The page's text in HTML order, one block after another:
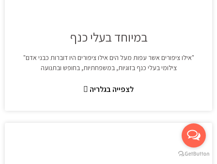
במיוחד בעלי כנף
"אילו ציפורים אשר עפות מעל הים אילו ציפורים היו דוברות כבני אדם"
צילומי בעלי כנף בזוגיות, במשפחתיות, בחופש ובתנועה
לצפייה בגלריה